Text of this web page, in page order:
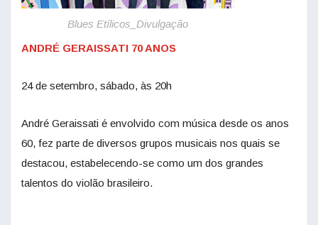
Blues Etílicos_Divulgação
ANDRÉ GERAISSATI 70 ANOS
24 de setembro, sábado, às 20h
André Geraissati é envolvido com música desde os anos
60, fez parte de diversos grupos musicais nos quais se
destacou, estabelecendo-se como um dos grandes
talentos do violão brasileiro.